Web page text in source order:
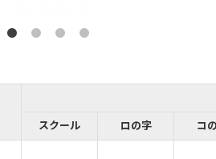
スクール
ロの字 コ